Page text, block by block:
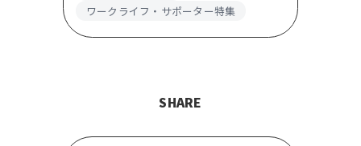
ワークライフ・サポーター特集
SHARE